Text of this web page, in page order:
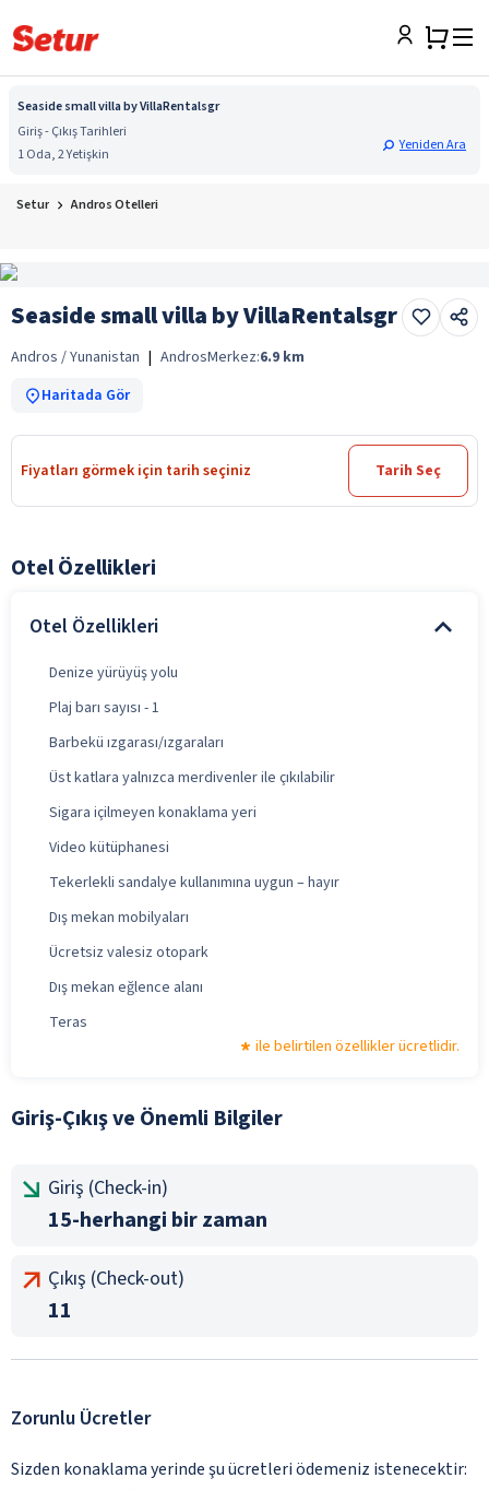
Seaside small villa by VillaRentalsgr
Giriş - Çıkış Tarihleri
1 Oda, 2 Yetişkin
Yeniden Ara
Setur Andros Otelleri
Seaside small villa by VillaRentalsgr
Andros / Yunanistan | AndrosMerkez:6.9 km
Haritada Gör
Fiyatları görmek için tarih seçiniz Tarih Seç
Otel Özellikleri
Otel Özellikleri
Denize yürüyüş yolu
Plaj barı sayısı - 1
Barbekü ızgarası/ızgaraları
Üst katlara yalnızca merdivenler ile çıkılabilir
Sigara içilmeyen konaklama yeri
Video kütüphanesi
Tekerlekli sandalye kullanımına uygun – hayır
Dış mekan mobilyaları
Ücretsiz valesiz otopark
Dış mekan eğlence alanı
Teras
ile belirtilen özellikler ücretlidir.
Giriş-Çıkış ve Önemli Bilgiler
Giriş (Check-in)
15-herhangi bir zaman
Çıkış (Check-out)
11
Zorunlu Ücretler
Sizden konaklama yerinde şu ücretleri ödemeniz istenecektir: